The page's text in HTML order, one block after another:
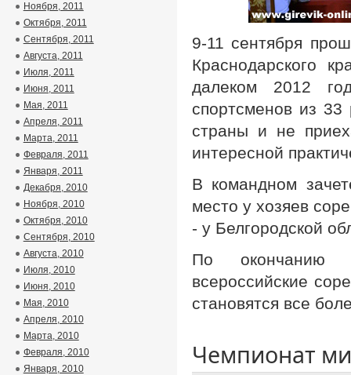
9-11 сентября
Краснодарского
далеком 2012
спортсменов из
страны и не
интересной
В командном
место у хозяев
- у Белгородской
По окончанию
всероссийские
становятся все
Чемпионат
Ноября, 2011
Октября, 2011
Сентября, 2011
Августа, 2011
Июля, 2011
Июня, 2011
Мая, 2011
Апреля, 2011
Марта, 2011
Февраля, 2011
Января, 2011
Декабря, 2010
Ноября, 2010
Октября, 2010
Сентября, 2010
Августа, 2010
Июля, 2010
Июня, 2010
Мая, 2010
Апреля, 2010
Марта, 2010
Февраля, 2010
Января, 2010